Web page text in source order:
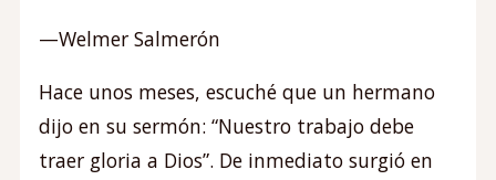
—Welmer Salmerón
Hace unos meses, escuché que un hermano
dijo en su sermón: “Nuestro trabajo debe
traer gloria a Dios”. De inmediato surgió en